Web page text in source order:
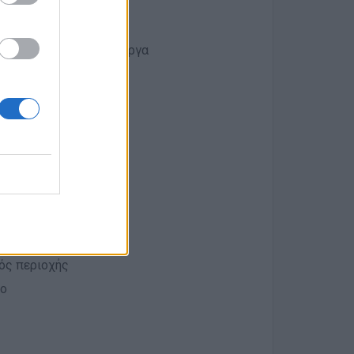
μεγάλα ενεργειακά έργα
διαγραμμάτων
περιοχής